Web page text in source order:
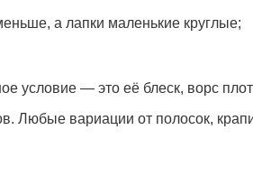
а лапки маленькие круглые;
условие — это её блеск, ворс
Любые вариации от полосок,